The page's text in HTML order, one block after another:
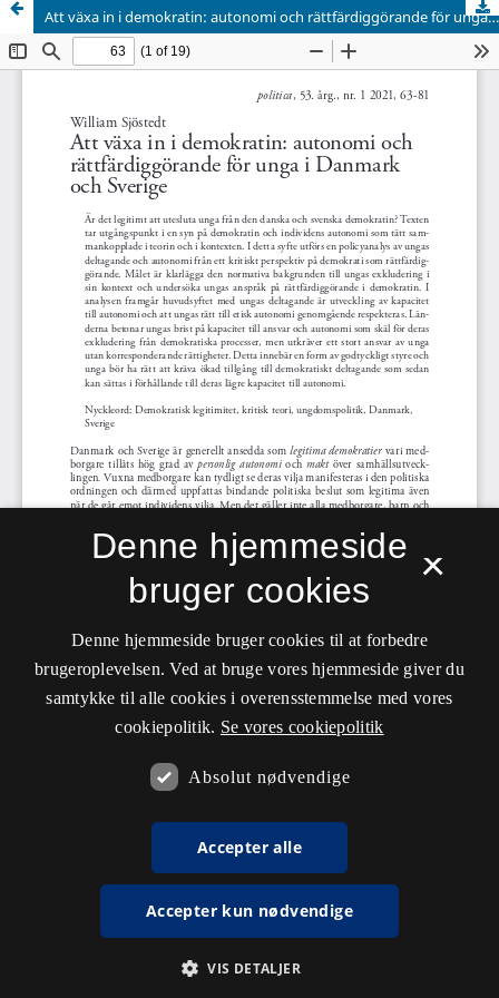
Att växa in i demokratin: autonomi och rättfärdiggörande för unga i Danmark och Sverige
×
Denne hjemmeside
bruger cookies
Denne hjemmeside bruger cookies til at forbedre
brugeroplevelsen. Ved at bruge vores hjemmeside giver du
samtykke til alle cookies i overensstemmelse med vores
cookiepolitik. Se vores cookiepolitik
Absolut nødvendige
Accepter alle
Accepter kun nødvendige
VIS DETALJER